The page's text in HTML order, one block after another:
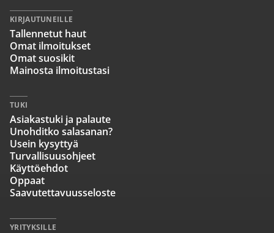
KIRJAUTUNEILLE
Tallennetut haut
Omat ilmoitukset
Omat suosikit
Mainosta ilmoitustasi
TUKI
Asiakastuki ja palaute
Unohditko salasanan?
Usein kysyttyä
Turvallisuusohjeet
Käyttöehdot
Oppaat
Saavutettavuusseloste
YRITYKSILLE